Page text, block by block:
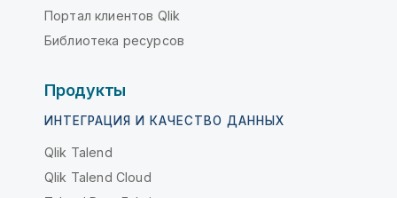
Портал клиентов Qlik
Библиотека ресурсов
Продукты
ИНТЕГРАЦИЯ И КАЧЕСТВО ДАННЫХ
Qlik Talend
Qlik Talend Cloud